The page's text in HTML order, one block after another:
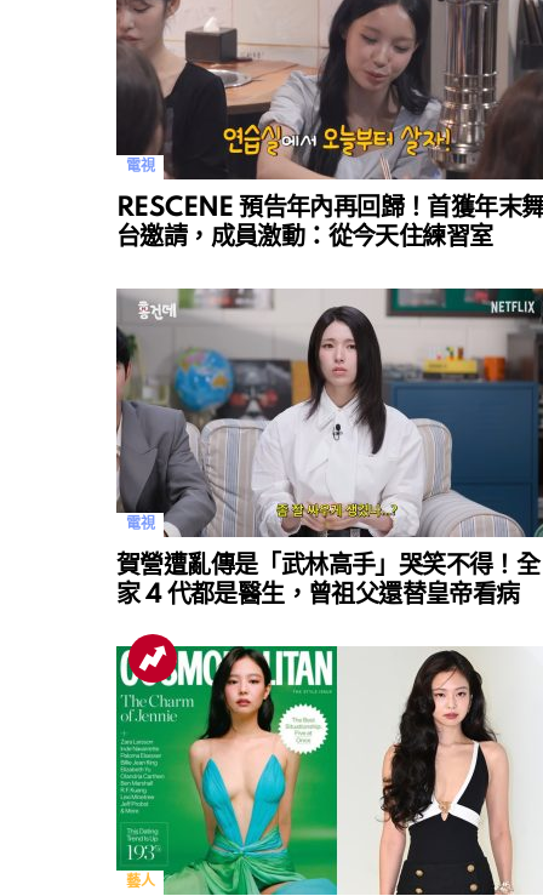
電視
RESCENE 預告年內再回歸！首獲年末
台邀請，成員激動：從今天住練習室
電視
賀營遭亂傳是「武林高手」哭笑不得！全
家 4 代都是醫生，曾祖父還替皇帝看病
藝人